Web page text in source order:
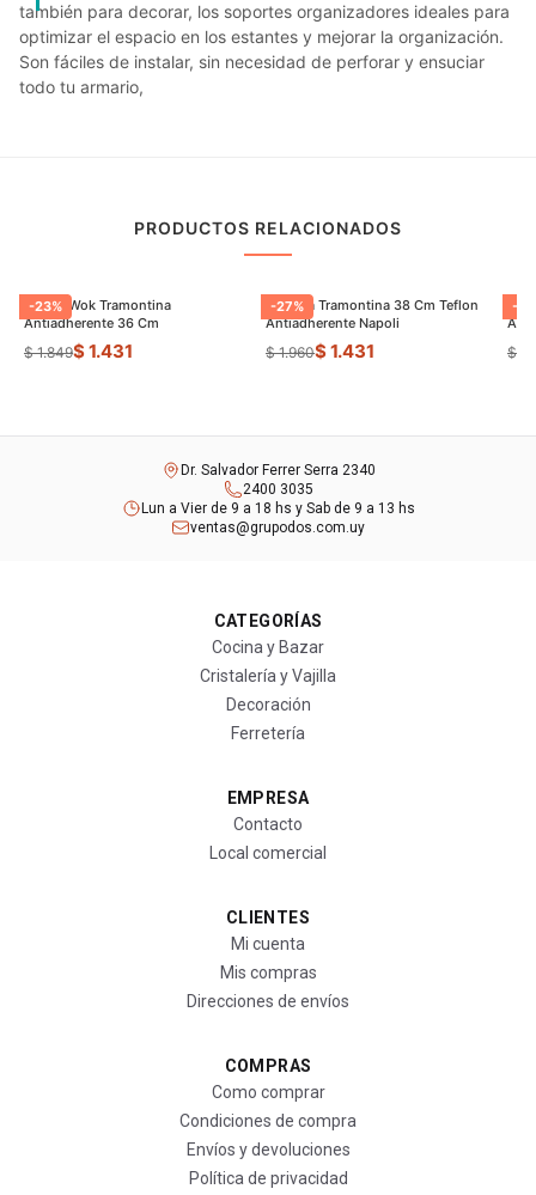
también para decorar, los soportes organizadores ideales para
optimizar el espacio en los estantes y mejorar la organización.
Son fáciles de instalar, sin necesidad de perforar y ensuciar
todo tu armario,
PRODUCTOS RELACIONADOS
-23%
Sarten Wok Tramontina
Antiadherente 36 Cm
$ 1.849$ 1.431
-27%
Paellera Tramontina 38 Cm Teflon
Antiadherente Napoli
$ 1.960$ 1.431
-
$
Dr. Salvador Ferrer Serra 2340
2400 3035
Lun a Vier de 9 a 18 hs y Sab de 9 a 13 hs
ventas@grupodos.com.uy
CATEGORÍAS
Cocina y Bazar
Cristalería y Vajilla
Decoración
Ferretería
EMPRESA
Contacto
Local comercial
CLIENTES
Mi cuenta
Mis compras
Direcciones de envíos
COMPRAS
Como comprar
Condiciones de compra
Envíos y devoluciones
Política de privacidad